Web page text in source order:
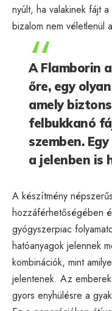
nyúlt, ha valakinek fájt
bizalom nem véletlenül
A Flamborin
őre, egy
amely
felbukkanó
szemben.
a jelenben is
A készítmény
hozzáférhetőségében
gyógyszerpiac
hatóanyagok jelennek
kombinációk, mint
jelentenek. Az
gyors enyhülésre a